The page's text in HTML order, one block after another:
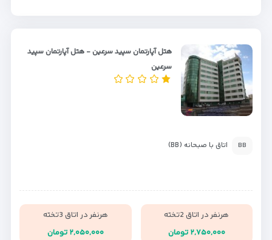
هتل آپارتمان سپید سرعین - هتل آپارتمان سپید
سرعین
BB اتاق با صبحانه (BB)
هرنفر در اتاق 2تخته
۲,۷۵۰,۰۰۰ تومان
هرنفر در اتاق 3تخته
۲,۰۵۰,۰۰۰ تومان